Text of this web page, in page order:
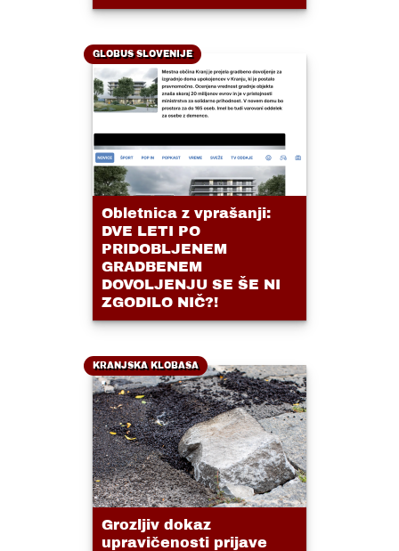
GLOBUS SLOVENIJE
Obletnica z vprašanji:
DVE LETI PO
PRIDOBLJENEM
GRADBENEM
DOVOLJENJU SE ŠE NI
ZGODILO NIČ?!
KRANJSKA KLOBASA
Grozljiv dokaz
upravičenosti prijave